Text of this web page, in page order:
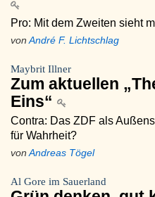
Pro: Mit dem Zweiten sieht
von André F. Lichtschlag
Maybrit Illner
Zum aktuellen
Eins“
Contra: Das ZDF als
für Wahrheit?
von Andreas Tögel
Al Gore im Sauerland